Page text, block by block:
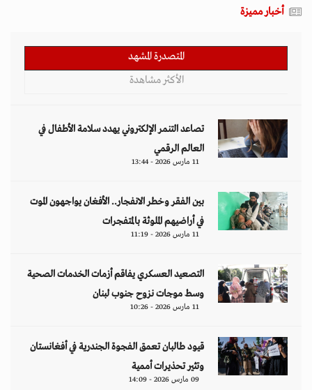
أخبار مميزة
المتصدرة المشهد
الأكثر مشاهدة
تصاعد التنمر الإلكتروني يهدد سلامة الأطفال في
العالم الرقمي
11 مارس 2026 - 13:44
بين الفقر وخطر الانفجار.. الأفغان يواجهون الموت
في أراضيهم الملوثة بالمتفجرات
11 مارس 2026 - 11:19
التصعيد العسكري يفاقم أزمات الخدمات الصحية
وسط موجات نزوح جنوب لبنان
11 مارس 2026 - 10:26
قيود طالبان تعمق الفجوة الجندرية في أفغانستان
وتثير تحذيرات أممية
09 مارس 2026 - 14:09